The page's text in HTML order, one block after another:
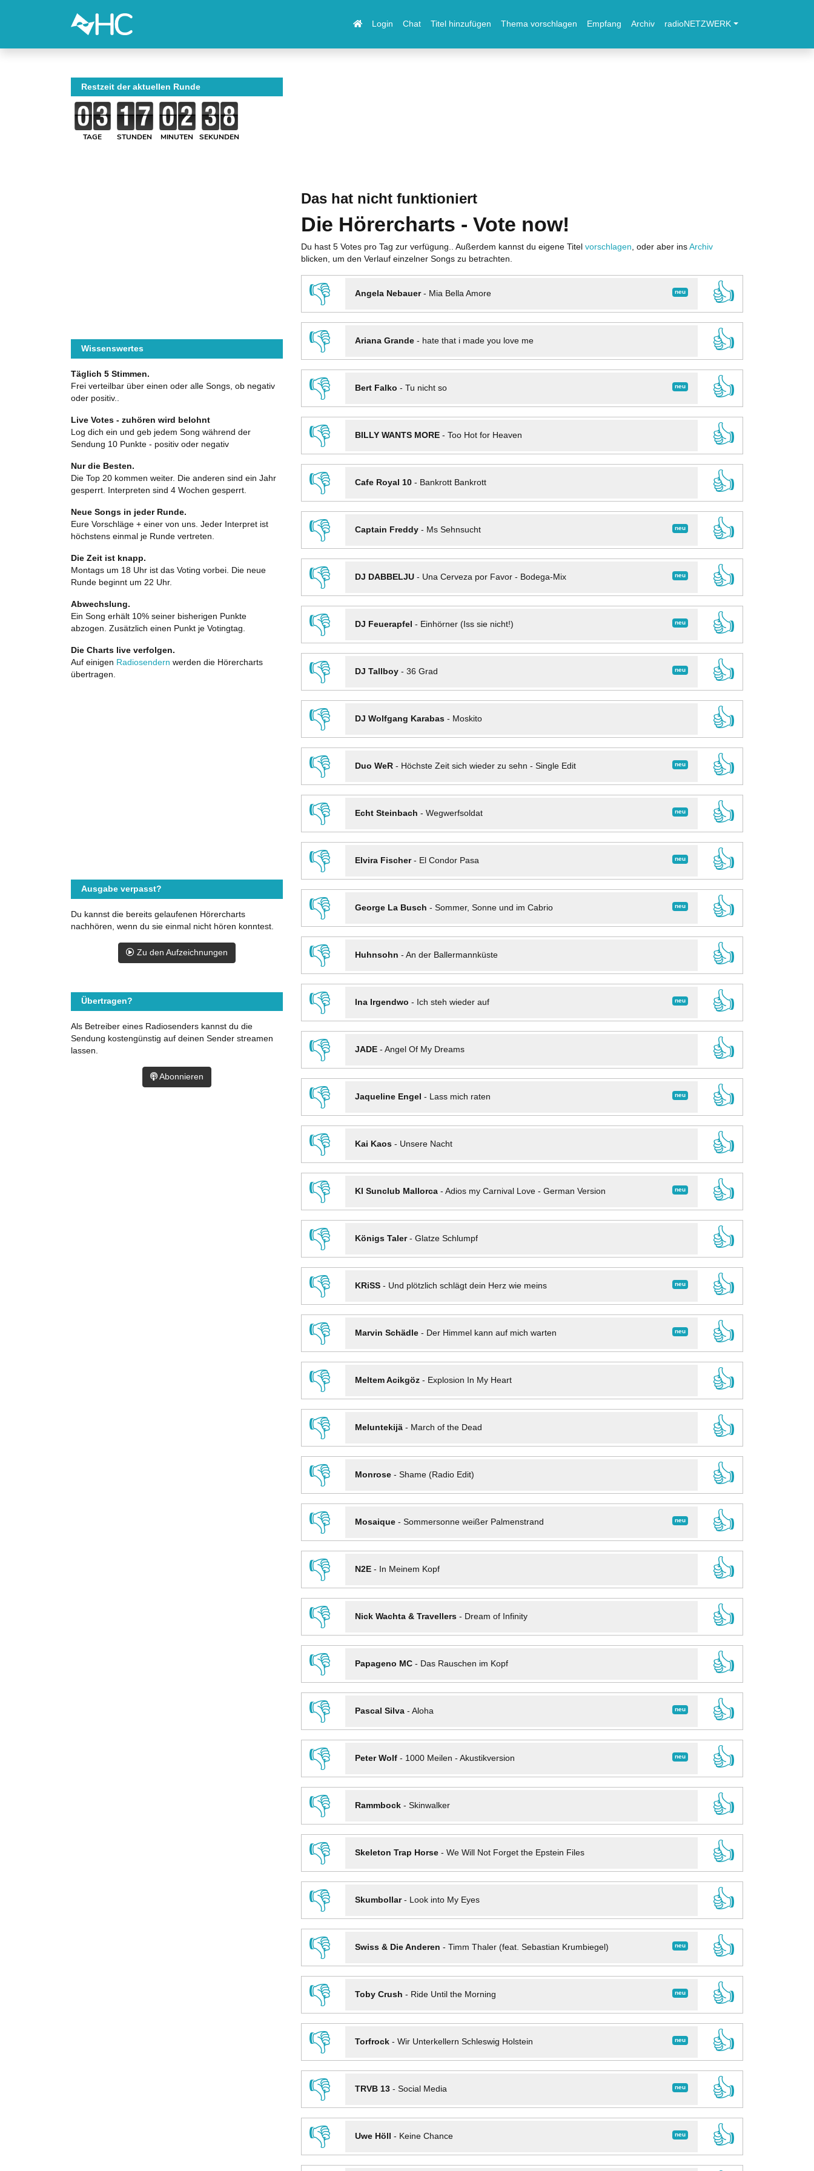
Login Chat Titel hinzufügen Thema vorschlagen Empfang Archiv radioNETZWERK
Das hat nicht funktioniert
Die Hörercharts - Vote now!
Du hast 5 Votes pro Tag zur verfügung.. Außerdem kannst du eigene Titel vorschlagen , oder aber ins Archiv
blicken, um den Verlauf einzelner Songs zu betrachten.
👎 neu
Angela Nebauer- Mia Bella Amore
👍
👎
Ariana Grande- hate that i made you love me
👍
👎
neu
Bert Falko - Tu nicht so
👍
👎
BILLY WANTS MORE- Too Hot for Heaven
👍
👎
Cafe Royal 10- Bankrott Bankrott
👍
👎
neu
Captain Freddy- Ms Sehnsucht
👍
👎
neu
DJ DABBELJU- Una Cerveza por Favor - Bodega-Mix
👍
👎
neu
DJ Feuerapfel - Einhörner (Iss sie nicht!)
👍
👎
neu
DJ Tallboy- 36 Grad
👍
👎
DJ Wolfgang Karabas- Moskito
👍
👎
neu
Duo WeR- Höchste Zeit sich wieder zu sehn - Single Edit
👍
👎
neu
Echt Steinbach - Wegwerfsoldat
👍
👎
neu
Elvira Fischer- El Condor Pasa
👍
👎
neu
George La Busch - Sommer, Sonne und im Cabrio
👍
👎
Huhnsohn - An der Ballermannküste
👍
👎
neu
Ina Irgendwo - Ich steh wieder auf
👍
👎
JADE- Angel Of My Dreams
👍
👎
neu
Jaqueline Engel - Lass mich raten
👍
👎
Kai Kaos- Unsere Nacht
👍
👎
neu
KI Sunclub Mallorca- Adios my Carnival Love - German Version
👍
👎
Königs Taler- Glatze Schlumpf
👍
👎
neu
KRiSS- Und plötzlich schlägt dein Herz wie meins
👍
👎
neu
Marvin Schädle- Der Himmel kann auf mich warten
👍
👎
Meltem Acikgöz- Explosion In My Heart
👍
👎
Meluntekijä- March of the Dead
👍
👎
Monrose- Shame (Radio Edit)
👍
👎
neu
Mosaique- Sommersonne weißer Palmenstrand
👍
👎
N2E- In Meinem Kopf
👍
👎
Nick Wachta & Travellers- Dream of Infinity
👍
👎
Papageno MC- Das Rauschen im Kopf
👍
👎
neu
Pascal Silva- Aloha
👍
👎
neu
Peter Wolf- 1000 Meilen - Akustikversion
👍
👎
Rammbock- Skinwalker
👍
👎
Skeleton Trap Horse- We Will Not Forget the Epstein Files
👍
👎
Skumbollar- Look into My Eyes
👍
👎
neu
Swiss & Die Anderen - Timm Thaler (feat. Sebastian Krumbiegel)
👍
👎
neu
Toby Crush - Ride Until the Morning
👍
👎
neu
Torfrock- Wir Unterkellern Schleswig Holstein
👍
👎
neu
TRVB 13- Social Media
👍
👎
neu
Uwe Höll - Keine Chance
👍
Restzeit der aktuellen Runde
TAGE STUNDEN MINUTEN SEKUNDEN
Wissenswertes
Täglich 5 Stimmen.
Frei verteilbar über einen oder alle Songs, ob negativ
oder positiv..
Live Votes - zuhören wird belohnt
Log dich ein und geb jedem Song während der
Sendung 10 Punkte - positiv oder negativ
Nur die Besten.
Die Top 20 kommen weiter. Die anderen sind ein Jahr
gesperrt. Interpreten sind 4 Wochen gesperrt.
Neue Songs in jeder Runde.
Eure Vorschläge + einer von uns. Jeder Interpret ist
höchstens einmal je Runde vertreten.
Die Zeit ist knapp.
Montags um 18 Uhr ist das Voting vorbei. Die neue
Runde beginnt um 22 Uhr.
Abwechslung.
Ein Song erhält 10% seiner bisherigen Punkte
abzogen. Zusätzlich einen Punkt je Votingtag.
Die Charts live verfolgen.
Auf einigen Radiosendern werden die Hörercharts
übertragen.
Ausgabe verpasst?
Du kannst die bereits gelaufenen Hörercharts
nachhören, wenn du sie einmal nicht hören konntest.
Zu den Aufzeichnungen
Übertragen?
Als Betreiber eines Radiosenders kannst du die
Sendung kostengünstig auf deinen Sender streamen
lassen.
Abonnieren